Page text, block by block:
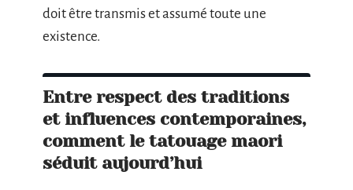
doit être transmis et assumé toute une
existence.
Entre respect des traditions
et influences contemporaines,
comment le tatouage maori
séduit aujourd’hui